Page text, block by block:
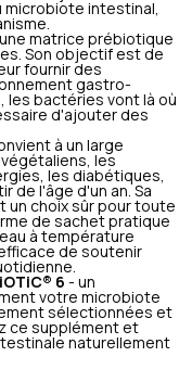
intestinal,
matrice prébiotique
Son objectif est de
fournir des
gastro-
les bactéries vont là où
d'ajouter des
à un large
les
les diabétiques,
de l'âge d'un an. Sa
un choix sûr pour toute
de sachet pratique
à température
de soutenir
6 - un
votre microbiote
sélectionnées et
ce supplément et
naturellement